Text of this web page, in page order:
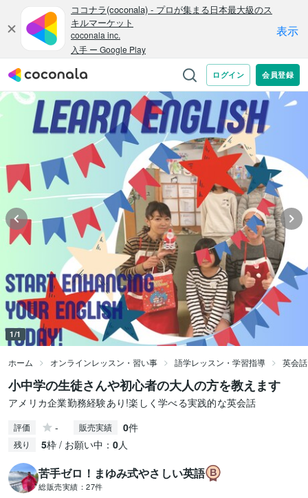
1/1
ホーム オンラインレッスン・習い事 語学レッスン・学習指導 英会
小中学の生徒さんや初心者の大人の方を教えます
アメリカ企業勤務経験あり!楽しく学べる実践的な英会話
評価 - 販売実績 0件
残り 5枠 / お願い中： 0人
苦手ゼロ！まゆみ式やさしい英語
総販売実績： 27件